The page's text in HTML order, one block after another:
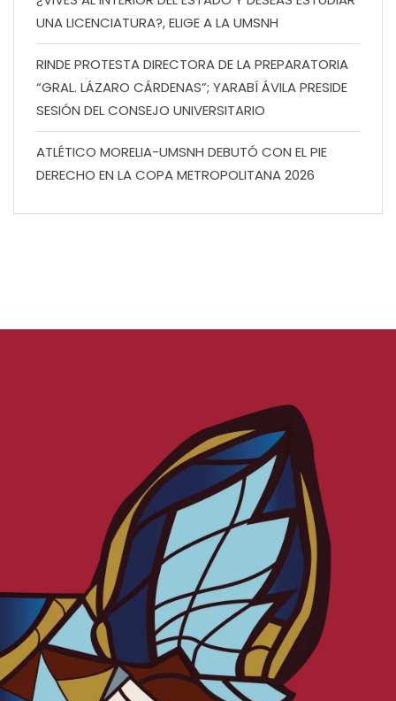
UNA LICENCIATURA?, ELIGE A LA UMSNH
RINDE PROTESTA DIRECTORA DE LA PREPARATORIA
“GRAL. LÁZARO CÁRDENAS”; YARABÍ ÁVILA PRESIDE
SESIÓN DEL CONSEJO UNIVERSITARIO
ATLÉTICO MORELIA-UMSNH DEBUTÓ CON EL PIE
DERECHO EN LA COPA METROPOLITANA 2026